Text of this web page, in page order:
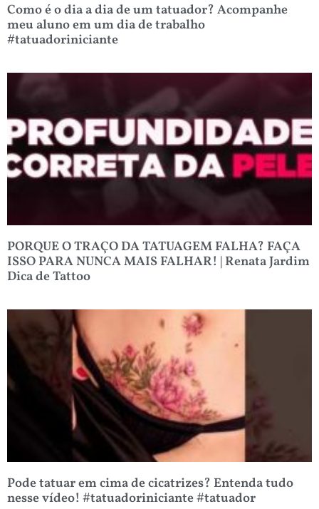
Como é o dia a dia de um tatuador? Acompanhe
meu aluno em um dia de trabalho
#tatuadoriniciante
PORQUE O TRAÇO DA TATUAGEM FALHA? FAÇA
ISSO PARA NUNCA MAIS FALHAR! | Renata Jardim
Dica de Tattoo
Pode tatuar em cima de cicatrizes? Entenda tudo
nesse vídeo! #tatuadoriniciante #tatuador